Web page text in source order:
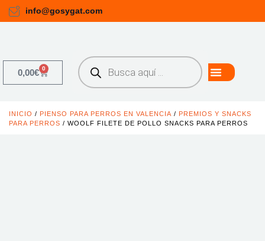
info@gosygat.com
0,00€ 0
INICIO / PIENSO PARA PERROS EN VALENCIA / PREMIOS Y SNACKS
PARA PERROS / WOOLF FILETE DE POLLO SNACKS PARA PERROS